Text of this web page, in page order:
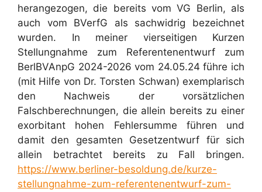
herangezogen, die bereits vom VG Berlin, als
auch vom BVerfG als sachwidrig bezeichnet
wurden. In meiner vierseitigen Kurzen
Stellungnahme zum Referentenentwurf zum
BerlBVAnpG 2024-2026 vom 24.05.24 führe ich
(mit Hilfe von Dr. Torsten Schwan) exemplarisch
den Nachweis der vorsätzlichen
Falschberechnungen, die allein bereits zu einer
exorbitant hohen Fehlersumme führen und
damit den gesamten Gesetzentwurf für sich
allein betrachtet bereits zu Fall bringen.
https://www.berliner-besoldung.de/kurze-
stellungnahme-zum-referentenentwurf-zum-